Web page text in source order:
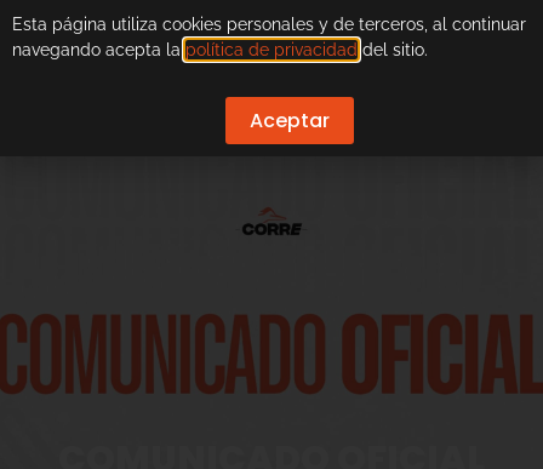
Esta página utiliza cookies personales y de terceros, al continuar
navegando acepta la política de privacidad del sitio.
Aceptar